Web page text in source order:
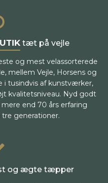
tæt på vejle
og mest velassorterede
mellem Vejle, Horsens og
i tusindvis af kunstværker,
kvalitetsniveau. Nyd godt
end 70 års erfaring
generationer.
og ægte tæpper